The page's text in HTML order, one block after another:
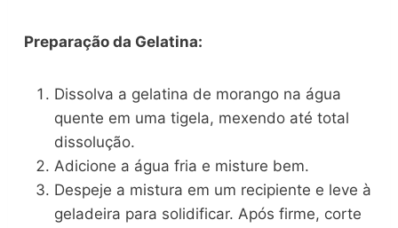
Preparação da Gelatina:
Dissolva a gelatina de morango na água
quente em uma tigela, mexendo até total
dissolução.
Adicione a água fria e misture bem.
Despeje a mistura em um recipiente e leve à
geladeira para solidificar. Após firme, corte